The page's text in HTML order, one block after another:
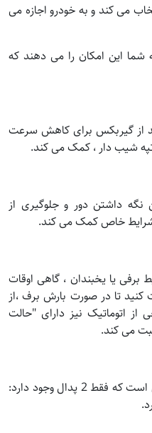
می کند و به خودرو اجازه می
شما این امکان را می دهند که
از گیربکس برای کاهش سرعت
تپه شیب دار ، کمک می کند.
نگه داشتن دور و جلوگیری از
خاص کمک می کند.
برفی یا یخبندان ، گاهی اوقات
تا در صورت بارش برف ،از
اتوماتیک نیز دارای "حالت
می کند.
رانندگی با خودرو اتومات به این معنی است که فقط 2 پدال وجود دارد: